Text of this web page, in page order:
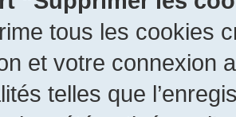
tous les cookies
et votre connexion
telles que